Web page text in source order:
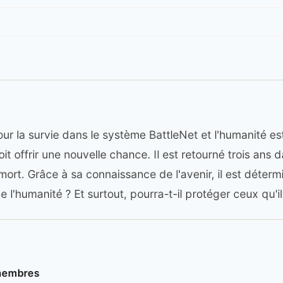
la survie dans le système BattleNet et l'humanité
offrir une nouvelle chance. Il est retourné trois ans
Grâce à sa connaissance de l'avenir, il est
l'humanité ? Et surtout, pourra-t-il protéger ceux